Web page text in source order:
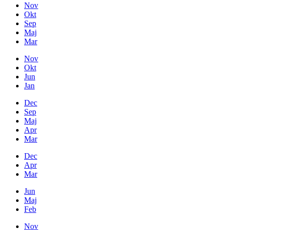
Nov
Okt
Sep
Maj
Mar
Nov
Okt
Jun
Jan
Dec
Sep
Maj
Apr
Mar
Dec
Apr
Mar
Jun
Maj
Feb
Nov